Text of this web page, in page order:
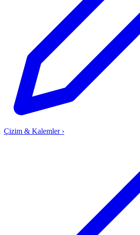
Çizim & Kalemler ›